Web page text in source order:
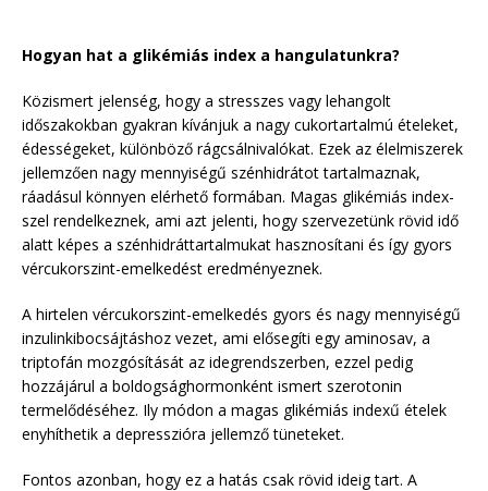
Hogyan hat a glikémiás index a hangulatunkra?
Közismert jelenség, hogy a stresszes vagy lehangolt
időszakokban gyakran kívánjuk a nagy cukortartalmú ételeket,
édességeket, különböző rágcsálnivalókat. Ezek az élelmiszerek
jellemzően nagy mennyiségű szénhidrátot tartalmaznak,
ráadásul könnyen elérhető formában. Magas glikémiás index-
szel rendelkeznek, ami azt jelenti, hogy szervezetünk rövid idő
alatt képes a szénhidráttartalmukat hasznosítani és így gyors
vércukorszint-emelkedést eredményeznek.
A hirtelen vércukorszint-emelkedés gyors és nagy mennyiségű
inzulinkibocsájtáshoz vezet, ami elősegíti egy aminosav, a
triptofán mozgósítását az idegrendszerben, ezzel pedig
hozzájárul a boldogsághormonként ismert szerotonin
termelődéséhez. Ily módon a magas glikémiás indexű ételek
enyhíthetik a depresszióra jellemző tüneteket.
Fontos azonban, hogy ez a hatás csak rövid ideig tart. A